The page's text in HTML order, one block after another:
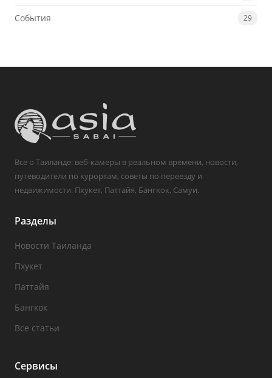
События 29
Все о Таиланде: веб-камеры в реальном времени, новости,
путеводители по курортам, советы по переезду и
недвижимости. Пхукет, Паттайя, Бангкок, Самуи.
Разделы
Новости Таиланда
Пхукет
Паттайя
Бангкок
Все статьи
Сервисы